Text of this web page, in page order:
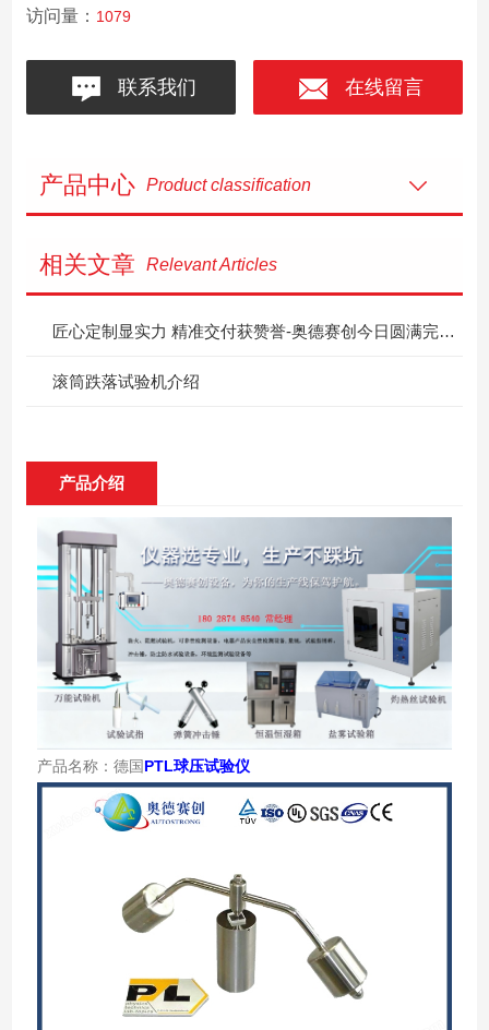
访问量： 1079
联系我们 在线留言
产品中心 Product classification
相关文章 Relevant Articles
匠心定制显实力 精准交付获赞誉-奥德赛创今日圆满完成客户专属定制产品
滚筒跌落试验机介绍
产品介绍
产品名称：德国PTL球压试验仪